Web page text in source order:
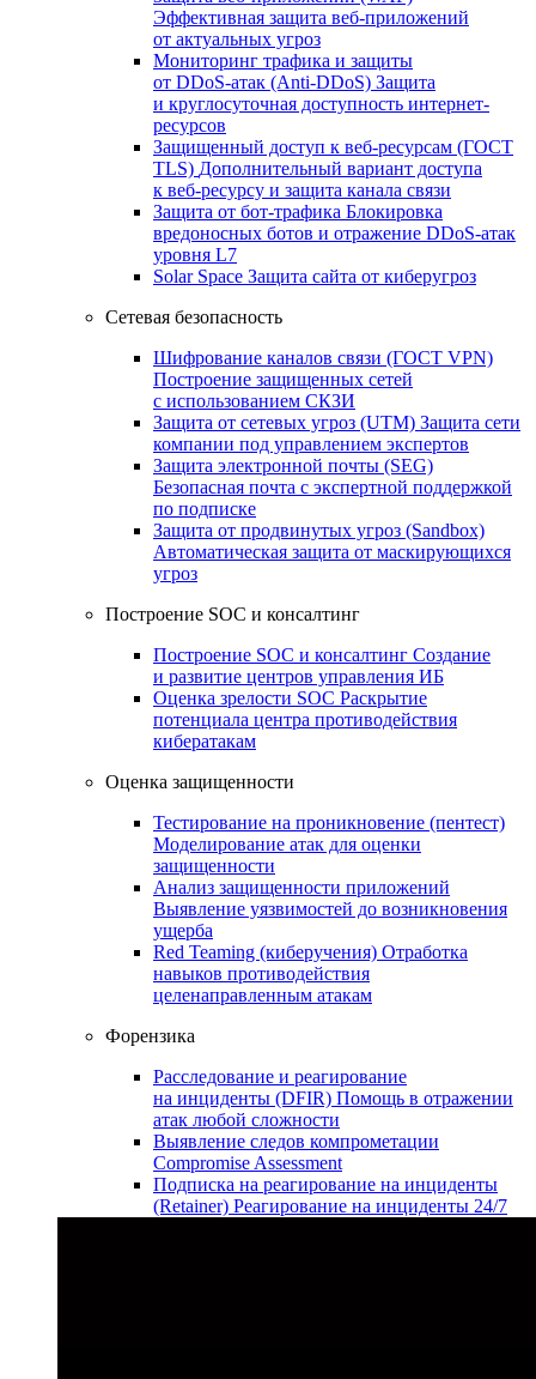
Эффективная защита веб-приложений
от актуальных угроз
Мониторинг трафика и защиты
от DDoS‑атак (Anti‑DDoS) Защита
и круглосуточная доступность интернет-
ресурсов
Защищенный доступ к веб-ресурсам (ГОСТ
TLS) Дополнительный вариант доступа
к веб‑ресурсу и защита канала связи
Защита от бот‑трафика Блокировка
вредоносных ботов и отражение DDoS‑атак
уровня L7
Solar Space Защита сайта от киберугроз
Сетевая безопасность
Шифрование каналов связи (ГОСТ VPN)
Построение защищенных сетей
с использованием СКЗИ
Защита от сетевых угроз (UTM) Защита сети
компании под управлением экспертов
Защита электронной почты (SEG)
Безопасная почта с экспертной поддержкой
по подписке
Защита от продвинутых угроз (Sandbox)
Автоматическая защита от маскирующихся
угроз
Построение SOC и консалтинг
Построение SOC и консалтинг Создание
и развитие центров управления ИБ
Оценка зрелости SOC Раскрытие
потенциала центра противодействия
кибератакам
Оценка защищенности
Тестирование на проникновение (пентест)
Моделирование атак для оценки
защищенности
Анализ защищенности приложений
Выявление уязвимостей до возникновения
ущерба
Red Teaming (киберучения) Отработка
навыков противодействия
целенаправленным атакам
Форензика
Расследование и реагирование
на инциденты (DFIR) Помощь в отражении
атак любой сложности
Выявление следов компрометации
Compromise Assessment
Подписка на реагирование на инциденты
(Retainer) Реагирование на инциденты 24/7